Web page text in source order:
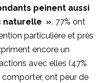
peinent aussi
naturelle ». 77% ont
particulière et près
encore un
avec elles (47%
ont peur de